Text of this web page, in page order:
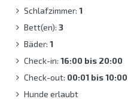
Schlafzimmer: 1
Bett(en): 3
Bäder: 1
Check-in: 16:00 bis 20:00
Check-out: 00:01 bis 10:00
Hunde erlaubt